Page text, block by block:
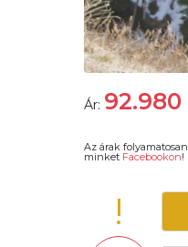
Ár: 92.980
Az árak
minket Facebookon!
!